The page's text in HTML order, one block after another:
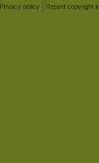
Privacy policy Report copyright